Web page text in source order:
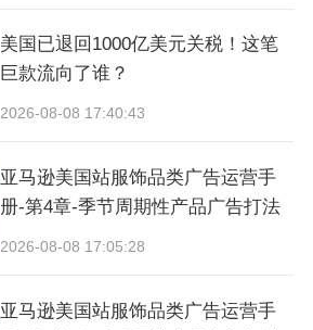
美国已退回1000亿美元关税！这笔
巨款流向了谁？
2026-08-08 17:40:43
亚马逊美国站服饰品类广告运营手
册-第4章-季节周期性产品广告打法
2026-08-08 17:05:28
亚马逊美国站服饰品类广告运营手